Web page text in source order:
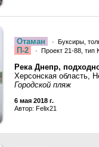
Отаман · Буксиры,
П-2 · Проект 21-88, тип
Река Днепр,
Херсонская область,
Городской пляж
6 мая 2018 г.
Автор: Felix21